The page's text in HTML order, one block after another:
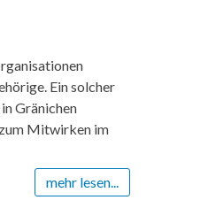
Ein solcher
Gränichen
Mitwirken im
mehr lesen...